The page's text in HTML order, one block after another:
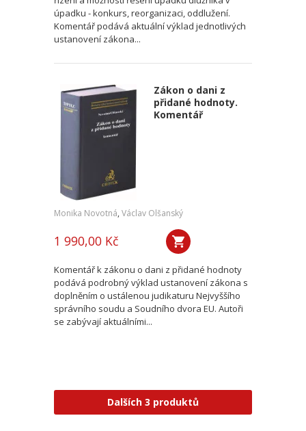
úpadku - konkurs, reorganizaci, oddlužení.
Komentář podává aktuální výklad jednotlivých
ustanovení zákona...
Zákon o dani z
přidané hodnoty.
Komentář
Monika Novotná, Václav Olšanský
1 990,00 Kč
Komentář k zákonu o dani z přidané hodnoty
podává podrobný výklad ustanovení zákona s
doplněním o ustálenou judikaturu Nejvyššího
správního soudu a Soudního dvora EU. Autoři
se zabývají aktuálními...
Dalších 3 produktů